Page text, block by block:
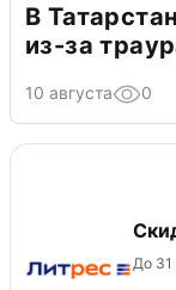
В
из-за
10 августа 0
До 31